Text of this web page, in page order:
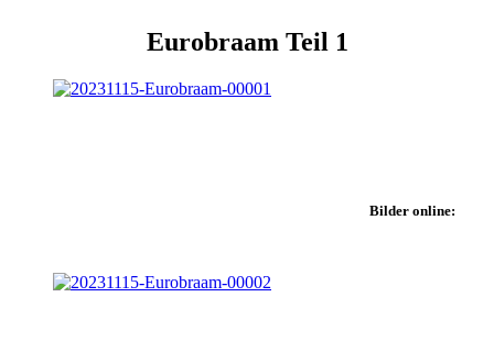
Eurobraam Teil 1
Bilder online: